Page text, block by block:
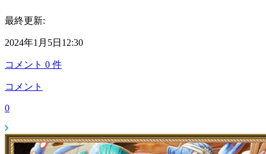
最終更新:
2024年1月5日12:30
コメント 0 件
コメント
0